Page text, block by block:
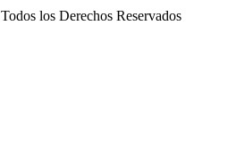
Todos los Derechos Reservados